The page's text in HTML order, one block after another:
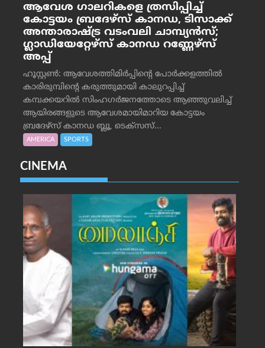
ആവേശ ഗാലറികളെ ത്രസിപ്പിച്ച്
കോട്ടയം ബ്രദേഴ്‌സ് കാനഡ, ടിസാക്ക്
അന്താരാഷ്ട്ര വടംവലി ചാമ്പ്യന്‍സ്;
ഗ്ലാഡിയേറ്റേഴ്‌സ് കാനഡ റണ്ണേഴ്‌സ്
അപ്പ്
ഹൂസ്റ്റണ്‍: ആവേശത്തിമിര്‍പ്പിന്റെ പോര്‍ക്കളത്തില്‍
കാരിരുമ്പിന്റെ കരുത്തുമായി കാലുറപ്പിച്ച്
കമ്പക്കയറില്‍ സിംഹഗര്‍ജനത്തോടെ ആഞ്ഞുവലിച്ച്
ആയിരങ്ങളുടെ ആവേശമായിമാറിയ കോട്ടയം
ബ്രദേഴ്‌സ് കാനഡ ബ്ലൂ, ടെക്‌സസ്...
AMERICA SPORTS
CINEMA